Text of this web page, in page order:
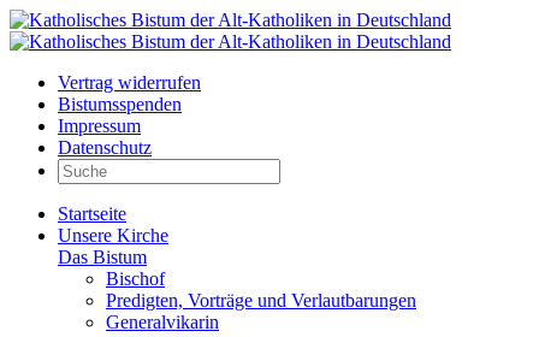
Vertrag widerrufen
Bistumsspenden
Impressum
Datenschutz
Startseite
Unsere Kirche
Das Bistum
Bischof
Predigten, Vorträge und Verlautbarungen
Generalvikarin